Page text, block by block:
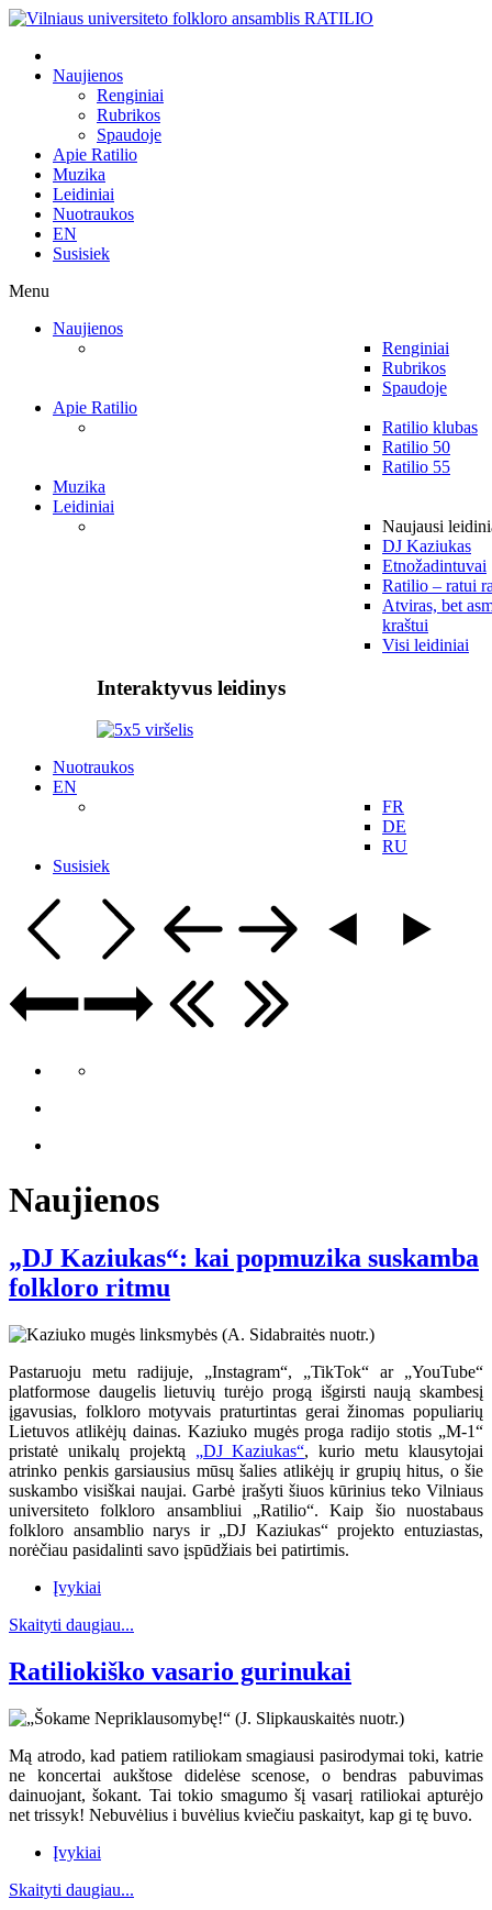
Naujienos
Renginiai
Rubrikos
Spaudoje
Apie Ratilio
Muzika
Leidiniai
Nuotraukos
EN
Susisiek
Menu
Naujienos
Renginiai
Rubrikos
Spaudoje
Apie Ratilio
Ratilio klubas
Ratilio 50
Ratilio 55
Muzika
Leidiniai
Naujausi
DJ Kaziukas
Etnožadintuvai
Ratilio – ratui
Atviras, bet
kraštui
Visi leidiniai
Interaktyvus leidinys
Nuotraukos
EN
FR
DE
RU
Susisiek
Naujienos
„DJ Kaziukas“: kai popmuzika suskamba
folkloro ritmu
Pastaruoju metu radijuje, „Instagram“, „TikTok“ ar „YouTube“
platformose daugelis lietuvių turėjo progą išgirsti naują skambesį
įgavusias, folkloro motyvais praturtintas gerai žinomas populiarių
Lietuvos atlikėjų dainas. Kaziuko mugės proga radijo stotis „M-1“
pristatė unikalų projektą „DJ Kaziukas“, kurio metu klausytojai
atrinko penkis garsiausius mūsų šalies atlikėjų ir grupių hitus, o šie
suskambo visiškai naujai. Garbė įrašyti šiuos kūrinius teko Vilniaus
universiteto folkloro ansambliui „Ratilio“. Kaip šio nuostabaus
folkloro ansamblio narys ir „DJ Kaziukas“ projekto entuziastas,
norėčiau pasidalinti savo įspūdžiais bei patirtimis.
Įvykiai
Skaityti daugiau...
Ratiliokiško vasario gurinukai
Mą atrodo, kad patiem ratiliokam smagiausi pasirodymai toki, katrie
ne koncertai aukštose didelėse scenose, o bendras pabuvimas
dainuojant, šokant. Tai tokio smagumo šį vasarį ratiliokai apturėjo
net trissyk! Nebuvėlius i buvėlius kviečiu paskaityt, kap gi tę buvo.
Įvykiai
Skaityti daugiau...